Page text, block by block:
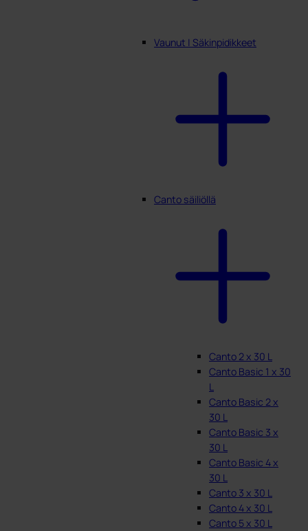
Vaunut | Säkinpidikkeet
Canto säiliöllä
Canto 2 x 30 L
Canto Basic 1 x 30
L
Canto Basic 2 x
30 L
Canto Basic 3 x
30 L
Canto Basic 4 x
30 L
Canto 3 x 30 L
Canto 4 x 30 L
Canto 5 x 30 L